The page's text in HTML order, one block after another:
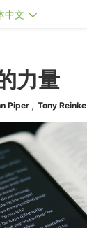
中文
力量
Piper , Tony Reinke